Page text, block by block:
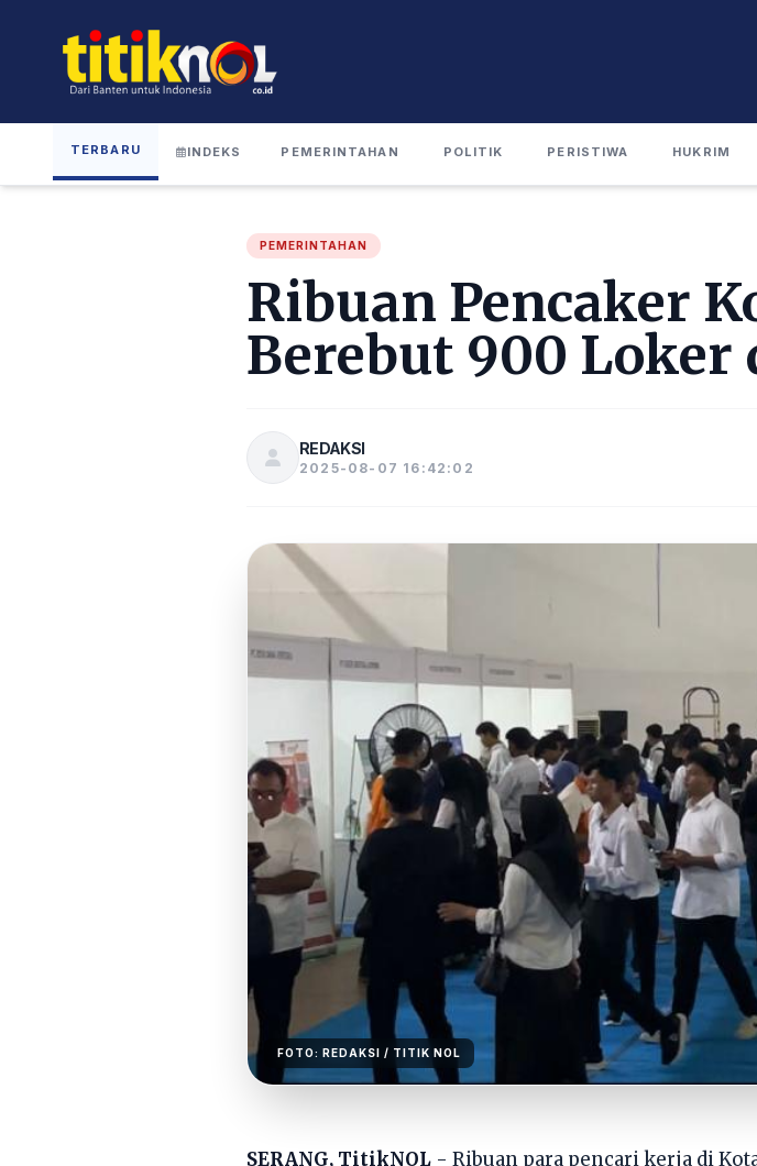
TERBARU INDEKS PEMERINTAHAN POLITIK PERISTIWA HUKRIM
PEMERINTAHAN
Ribuan Pencaker
Berebut 900 Loker
REDAKSI
2025-08-07 16:42:02
FOTO: REDAKSI / TITIK NOL
SERANG, TitikNOL - Ribuan para pencari kerja di